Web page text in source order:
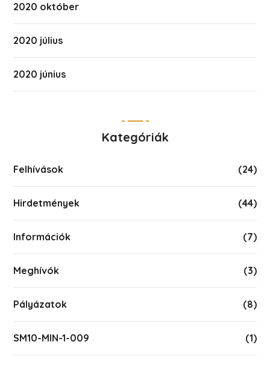
2020 október
2020 július
2020 június
Kategóriák
Felhívások (24)
Hirdetmények (44)
Információk (7)
Meghívók (3)
Pályázatok (8)
SM10-MIN-1-009 (1)